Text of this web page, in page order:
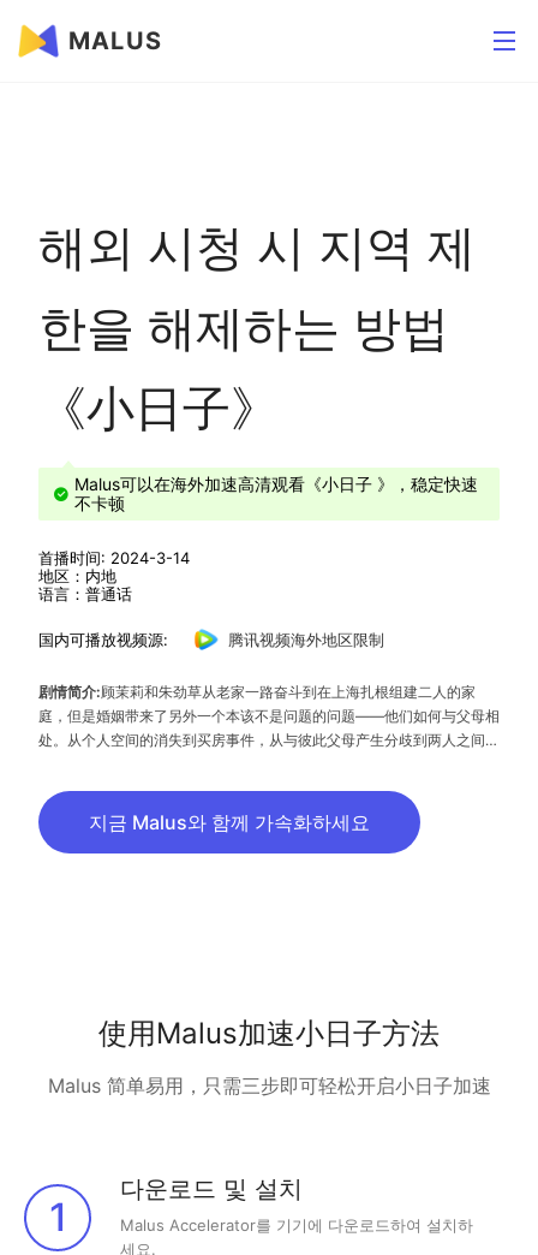
MALUS
해외 시청 시 지역 제
한을 해제하는 방법
《小日子》
Malus可以在海外加速高清观看《小日子 》，稳定快速
不卡顿
首播时间: 2024-3-14
地区：内地
语言：普通话
国内可播放视频源: 腾讯视频海外地区限制
剧情简介:顾茉莉和朱劲草从老家一路奋斗到在上海扎根组建二人的家
庭，但是婚姻带来了另外一个本该不是问题的问题——他们如何与父母相
处。从个人空间的消失到买房事件，从与彼此父母产生分歧到两人之间也
现是他们自己的原因。经历离婚冷静期后两人决定离婚，重新梳理家庭关
系，伴随着离婚证的到来，属于小夫妻和双方家庭的挑战才刚刚开始。成
长总是伴随着磕磕绊绊，二人在离婚后遇到了信任危机、财务危机、异地
지금 Malus와 함께 가속화하세요
使用Malus加速小日子方法
Malus 简单易用，只需三步即可轻松开启小日子加速
1
다운로드 및 설치
Malus Accelerator를 기기에 다운로드하여 설치하
세요.